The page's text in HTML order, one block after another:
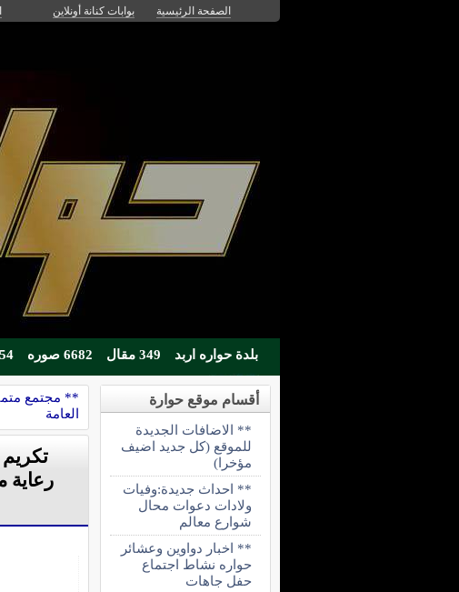
الصفحة الرئيسية بوابات كنانة أونلاين
بلدة حواره اربد 349 مقال 6682 صوره 154
** مجتمع
العامة
تكريم
رعاية
أقسام موقع حوارة
** الاضافات الجديدة
للموقع (كل جديد اضيف
مؤخرا)
** احداث جديدة:وفيات
ولادات دعوات محال
شوارع معالم
** اخبار دواوين وعشائر
حواره نشاط اجتماع
حفل جاهات